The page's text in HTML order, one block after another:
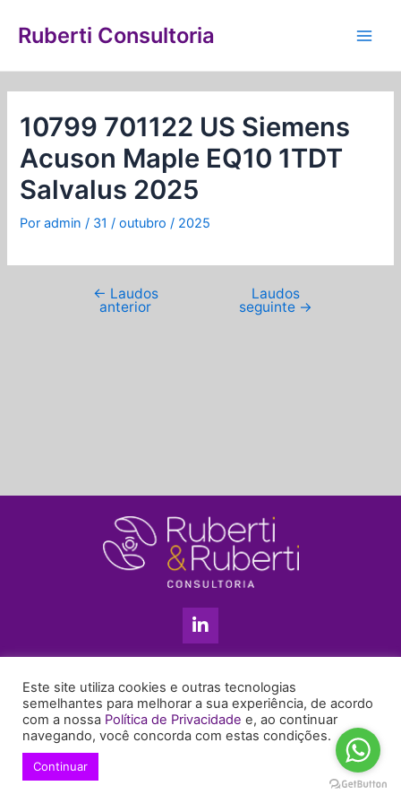
para
conteúdo
Ruberti Consultoria
10799 701122 US Siemens
Acuson Maple EQ10 1TDT
Salvalus 2025
Poradmin/ 31 / outubro / 2025
de
← Laudos
anterior
Laudos
seguinte →
L
i
n
e
d
i
n
+55 11 99655-6439
enyruberti@ruberticonsultoria.com.br
Este site utiliza cookies e outras tecnologias
semelhantes para melhorar a sua experiência, de acordo
com a nossa Política de Privacidade e, ao continuar
navegando, você concorda com estas condições.
Continuar